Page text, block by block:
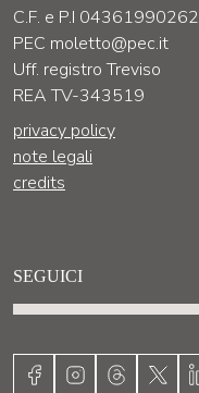
C.F. e P.I 04361990262
PEC moletto@pec.it
Uff. registro Treviso
REA TV-343519
privacy policy
note legali
credits
SEGUICI